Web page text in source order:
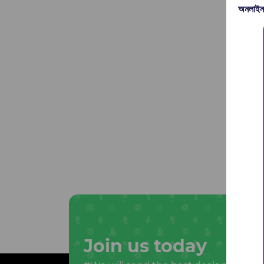
Join us today